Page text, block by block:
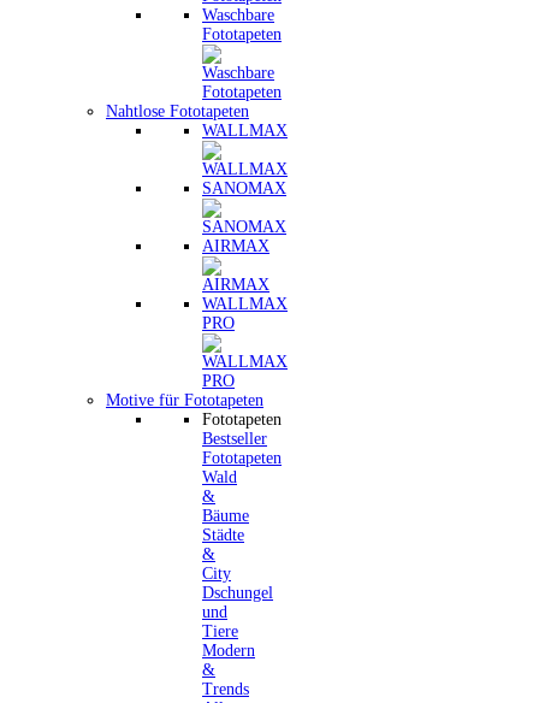
Waschbare
Fototapeten
Nahtlose Fototapeten
WALLMAX
SANOMAX
AIRMAX
WALLMAX
PRO
Motive für Fototapeten
Fototapeten
Bestseller
Fototapeten
Wald
&
Bäume
Städte
&
City
Dschungel
und
Tiere
Modern
&
Trends